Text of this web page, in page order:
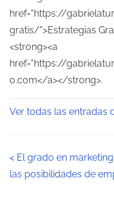
href="https://
gratis/">Estrategias
<strong><a
href="https://
o.com</a></strong>.
Ver todas las entradas
N
a
< El grado en
las posibilidades de